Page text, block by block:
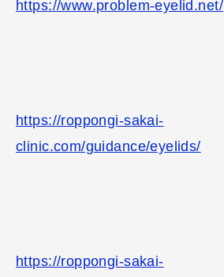
https://www.problem-eyelid.net/
https://roppongi-sakai-
clinic.com/guidance/eyelids/
https://roppongi-sakai-